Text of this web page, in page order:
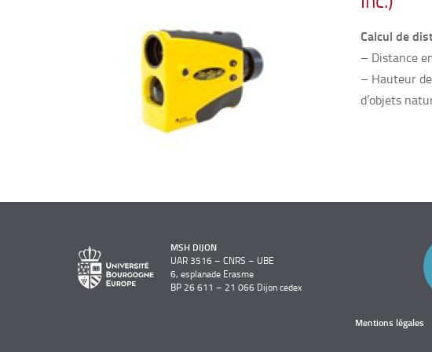
Calcul de
– Distance
– Hauteur
d’objets
MSH DIJON
UAR 3516 – CNRS – UBE
6, esplanade Erasme
BP 26 611 – 21 066 Dijon cedex
Mentions légales